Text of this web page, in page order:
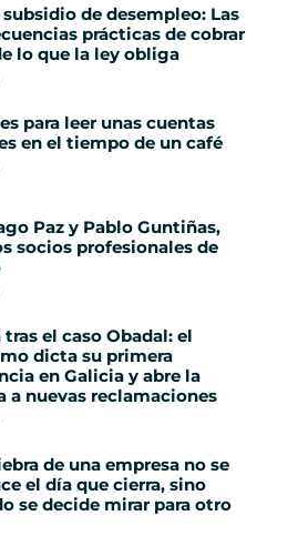
subsidio de desempleo: Las
prácticas de cobrar
lo que la ley obliga
para leer unas cuentas
en el tiempo de un café
Paz y Pablo Guntiñas,
socios profesionales de
tras el caso Obadal: el
dicta su primera
en Galicia y abre la
a nuevas reclamaciones
de una empresa no se
el día que cierra, sino
se decide mirar para otro